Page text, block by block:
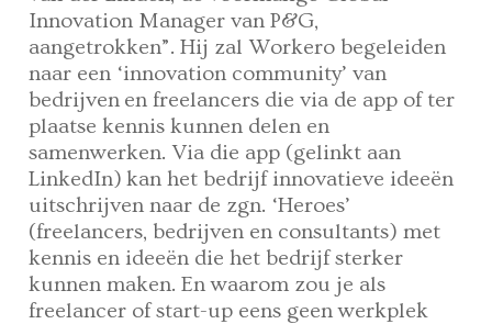
Innovation Manager van P&G,
aangetrokken”. Hij zal Workero begeleiden
naar een ‘innovation community’ van
bedrijven en freelancers die via de app of ter
plaatse kennis kunnen delen en
samenwerken. Via die app (gelinkt aan
LinkedIn) kan het bedrijf innovatieve ideeën
uitschrijven naar de zgn. ‘Heroes’
(freelancers, bedrijven en consultants) met
kennis en ideeën die het bedrijf sterker
kunnen maken. En waarom zou je als
freelancer of start-up eens geen werkplek